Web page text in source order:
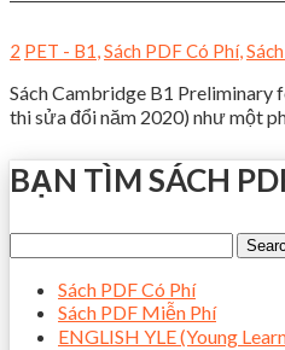
2 PET - B1,Sách PDF Có Phí,
Sách Cambridge B1 Preliminary
thi sửa đổi năm 2020) như một
BẠN TÌM SÁCH
Sách PDF Có Phí
Sách PDF Miễn Phí
ENGLISH YLE (Young